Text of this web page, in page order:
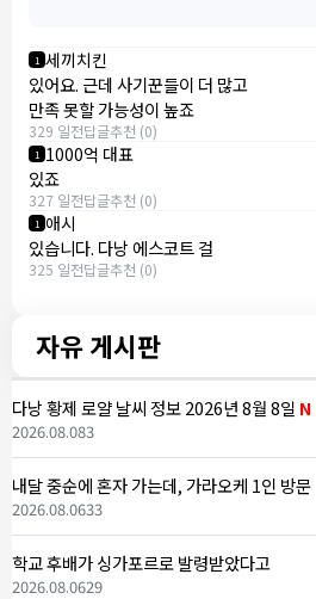
1 세끼치킨
있어요. 근데 사기꾼들이 더 많고
만족 못할 가능성이 높죠
329 일전답글추천 (0)
1 1000억 대표
있죠
327 일전답글추천 (0)
1 애시
있습니다. 다낭 에스코트 걸
325 일전답글추천 (0)
자유 게시판
다낭 황제 로얄 날씨 정보 2026년 8월 8일 N
2026.08.083
내달 중순에 혼자 가는데, 가라오케 1인 방문
2026.08.0633
학교 후배가 싱가포르로 발령받았다고
2026.08.0629